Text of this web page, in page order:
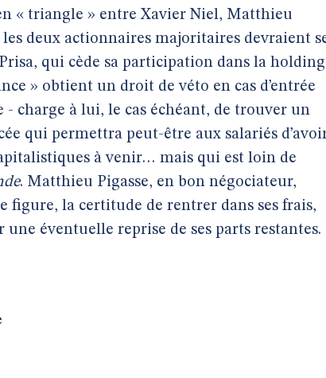
« triangle » entre Xavier Niel, Matthieu
les deux actionnaires majoritaires devraient
qui cède sa participation dans la holding
» obtient un droit de véto en cas d’entrée
charge à lui, le cas échéant, de trouver un
qui permettra peut-être aux salariés
à venir… mais qui est loin de
. Matthieu Pigasse, en bon négociateur,
figure, la certitude de rentrer dans ses frais,
éventuelle reprise de ses parts restantes.